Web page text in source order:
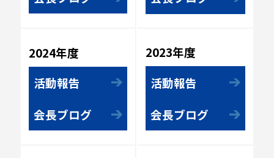
2024年度
活動報告
会長ブログ
2023年度
活動報告
会長ブログ